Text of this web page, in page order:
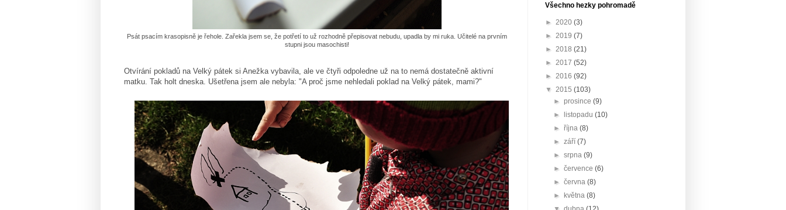
Psát psacím krasopisně je řehole. Zařekla jsem se, že potřetí to už rozhodně přepisovat nebudu, upadla by mi ruka. Učitelé na prvním
stupni jsou masochisti!
Otvírání pokladů na Velký pátek si Anežka vybavila, ale ve čtyři odpoledne už na to nemá dostatečně aktivní
matku. Tak holt dneska. Ušetřena jsem ale nebyla: "A proč jsme nehledali poklad na Velký pátek, mami?"
Všechno hezky pohromadě
► 2020 (3)
► 2019 (7)
► 2018 (21)
► 2017 (52)
► 2016 (92)
▼ 2015 (103)
►prosince(9)
►
listopadu(10)
►října(8)
►září(7)
►srpna(9)
►července(6)
►června(8)
►
května(8)